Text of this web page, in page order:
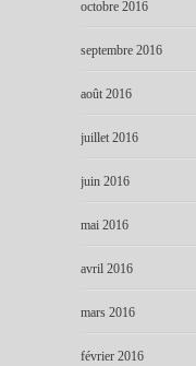
octobre 2016
septembre 2016
août 2016
juillet 2016
juin 2016
mai 2016
avril 2016
mars 2016
février 2016